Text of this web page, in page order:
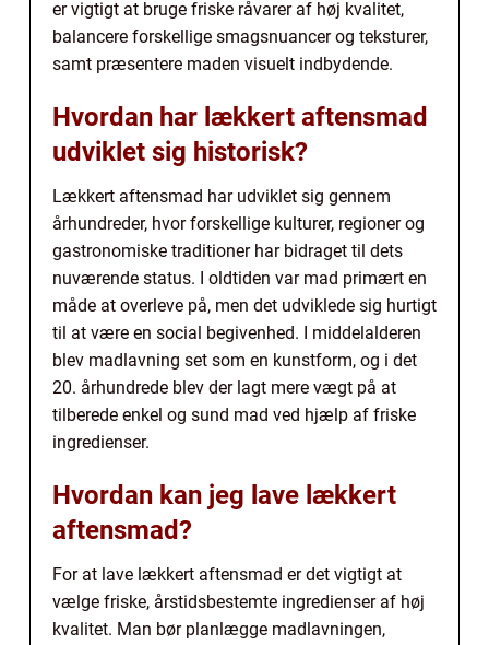
er vigtigt at bruge friske råvarer af høj kvalitet,
balancere forskellige smagsnuancer og teksturer,
samt præsentere maden visuelt indbydende.
Hvordan har lækkert aftensmad
udviklet sig historisk?
Lækkert aftensmad har udviklet sig gennem
århundreder, hvor forskellige kulturer, regioner og
gastronomiske traditioner har bidraget til dets
nuværende status. I oldtiden var mad primært en
måde at overleve på, men det udviklede sig hurtigt
til at være en social begivenhed. I middelalderen
blev madlavning set som en kunstform, og i det
20. århundrede blev der lagt mere vægt på at
tilberede enkel og sund mad ved hjælp af friske
ingredienser.
Hvordan kan jeg lave lækkert
aftensmad?
For at lave lækkert aftensmad er det vigtigt at
vælge friske, årstidsbestemte ingredienser af høj
kvalitet. Man bør planlægge madlavningen,